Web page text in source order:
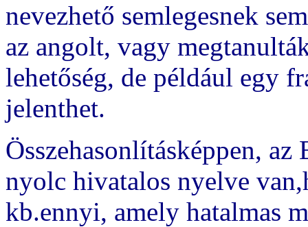
nevezhető semlegesnek
az angolt, vagy
lehetőség, de például egy
jelenthet.
Összehasonlításképpen,
nyolc hivatalos nyelve
kb.ennyi, amely hatalmas